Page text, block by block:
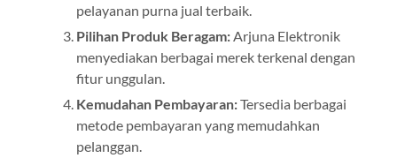
pelayanan purna jual terbaik.
Pilihan Produk Beragam:Arjuna Elektronik
menyediakan berbagai merek terkenal dengan
fitur unggulan.
Kemudahan Pembayaran:Tersedia berbagai
metode pembayaran yang memudahkan
pelanggan.